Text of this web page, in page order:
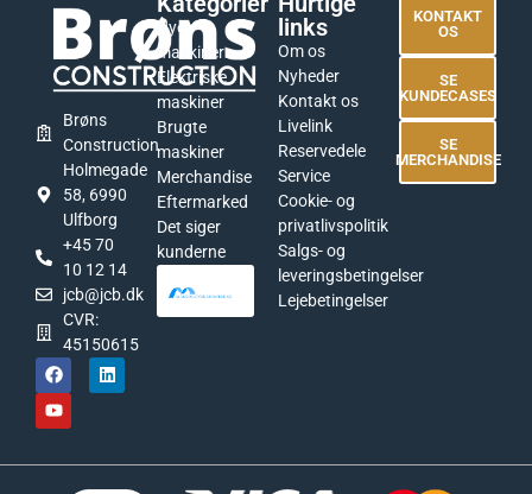
Brøns
Construction
Holmegade
58, 6990
Ulfborg
+45 70
10 12 14
jcb@jcb.dk
CVR:
45150615
Nye
maskiner
Elektriske
maskiner
Brugte
maskiner
Merchandise
Eftermarked
Det siger
kunderne
links
Om os
Nyheder
Kontakt os
Livelink
Reservedele
Service
Cookie- og
privatlivspolitik
Salgs- og
leveringsbetingelser
Lejebetingelser
KONTAKT
OS
SE
KUNDECASES
SE
MERCHANDISE